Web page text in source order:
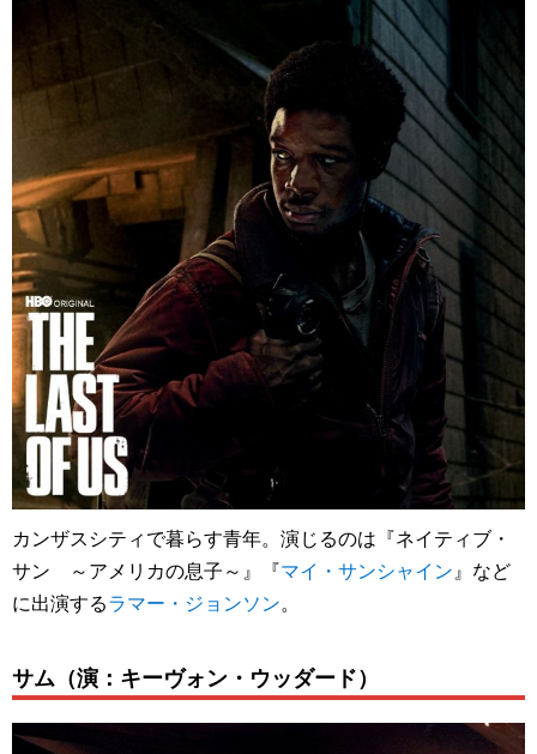
カンザスシティで暮らす青年。演じるのは『ネイティブ・
サン ～アメリカの息子～』『マイ・サンシャイン』など
に出演するラマー・ジョンソン。
サム（演：キーヴォン・ウッダード）